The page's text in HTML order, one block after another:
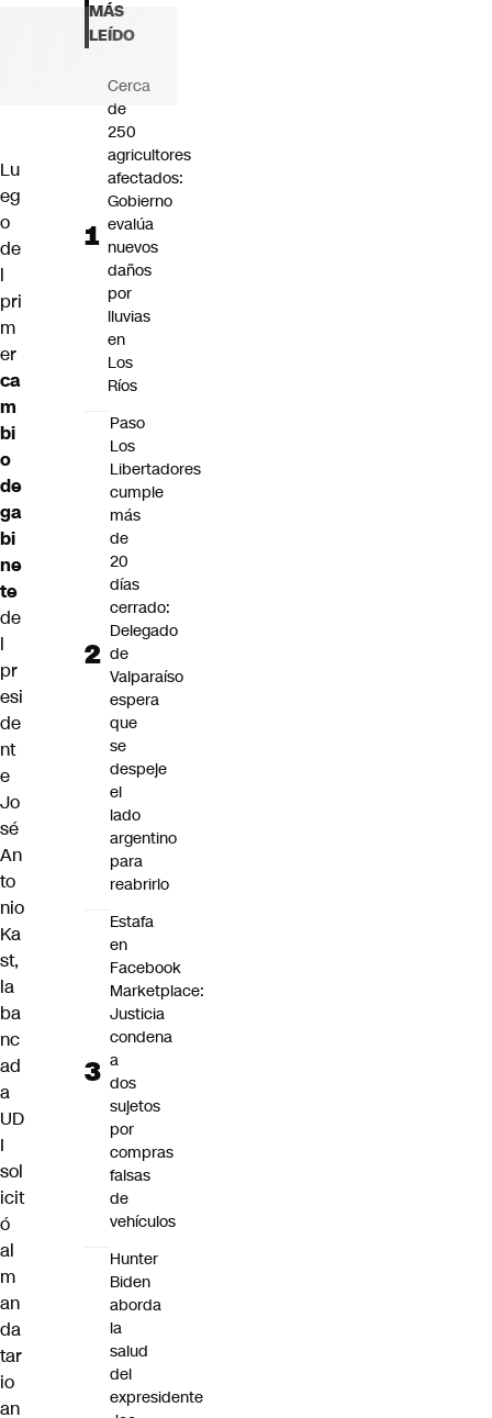
Lu
eg
o
de
l
pri
m
er
ca
m
bi
o
de
ga
bi
ne
te
de
l
pr
esi
de
nt
e
Jo
sé
An
to
nio
Ka
st,
la
ba
nc
ad
a
UD
I
sol
icit
ó
al
m
an
da
tar
io
an
MÁS
LEÍDO
Cerca
de
250
agricultores
afectados:
Gobierno
evalúa
nuevos
daños
por
lluvias
en
Los
Ríos
Paso
Los
Libertadores
cumple
más
de
20
días
cerrado:
Delegado
de
Valparaíso
espera
que
se
despeje
el
lado
argentino
para
reabrirlo
Estafa
en
Facebook
Marketplace:
Justicia
condena
a
dos
sujetos
por
compras
falsas
de
vehículos
Hunter
Biden
aborda
la
salud
del
expresidente